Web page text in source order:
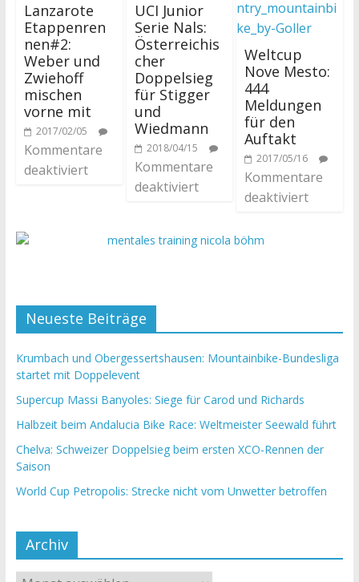
Lanzarote
Etappenren
nen#2:
Weber und
Zwiehoff
mischen
vorne mit
2017/02/05
Kommentare
deaktiviert
UCI Junior
Serie Nals:
Österreichis
cher
Doppelsieg
für Stigger
und
Wiedmann
2018/04/15
Kommentare
deaktiviert
Weltcup
Nove Mesto:
444
Meldungen
für den
Auftakt
2017/05/16
Kommentare
deaktiviert
Neueste Beiträge
Krumbach und Obergessertshausen: Mountainbike-Bundesliga
startet mit Doppelevent
Supercup Massi Banyoles: Siege für Carod und Richards
Halbzeit beim Andalucia Bike Race: Weltmeister Seewald führt
Chelva: Schweizer Doppelsieg beim ersten XCO-Rennen der
Saison
World Cup Petropolis: Strecke nicht vom Unwetter betroffen
Archiv